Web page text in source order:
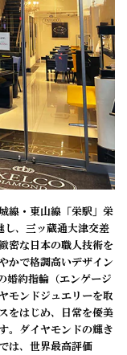
線・東山線「栄駅」栄
、三ッ蔵通大津交差
密な日本の職人技術を
かで格調高いデザイン
婚約指輪（エンゲージ
モンドジュエリーを取
をはじめ、日常を優美
。ダイヤモンドの輝き
は、世界最高評価